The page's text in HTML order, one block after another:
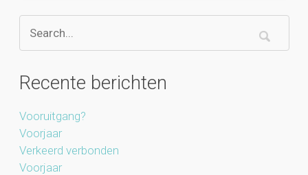
Recente berichten
Vooruitgang?
Voorjaar
Verkeerd verbonden
Voorjaar